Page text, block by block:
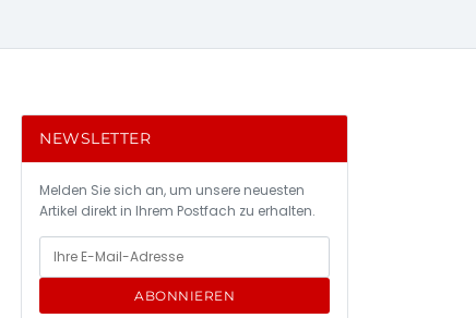
NEWSLETTER
Melden Sie sich an, um unsere neuesten
Artikel direkt in Ihrem Postfach zu erhalten.
ABONNIEREN